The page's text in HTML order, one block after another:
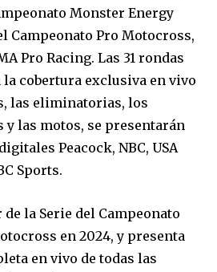
Monster Energy
Campeonato Pro Motocross,
Pro Racing. Las 31 rondas
cobertura exclusiva en vivo
las eliminatorias, los
las motos, se presentarán
Peacock, NBC, USA
Sports.
la Serie del Campeonato
en 2024, y presenta
en vivo de todas las